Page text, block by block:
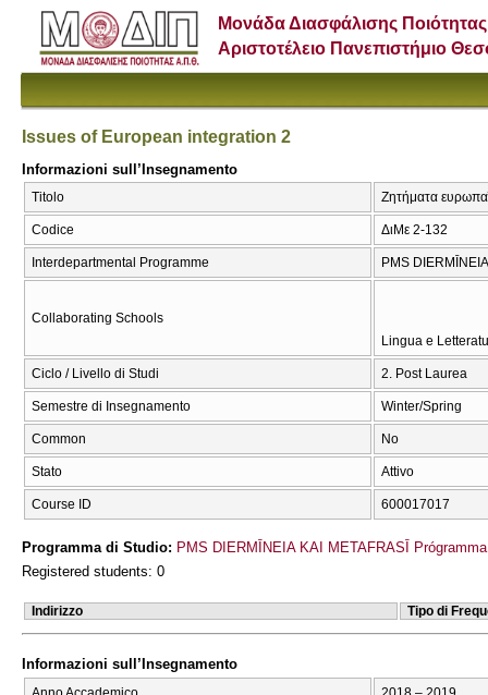
Μονάδα Διασφάλισης Ποιότητας
Αριστοτέλειο Πανεπιστήμιο
Issues of European integration 2
Informazioni sull’Insegnamento
Titolo Ζητήματα
Codice ΔιΜε 2-132
Interdepartmental Programme PMS
Collaborating Schools
Lingua e
Ciclo / Livello di Studi 2. Post Laurea
Semestre di Insegnamento Winter/Spring
Common No
Stato Attivo
Course ID 600017017
Programma di Studio: PMS DIERMĪNEIA KAI METAFRASĪ
Registered students: 0
Indirizzo Tipo di
Informazioni sull’Insegnamento